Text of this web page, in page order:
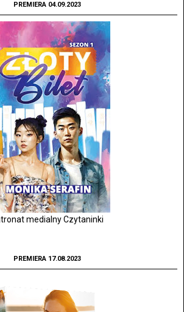
PREMIERA 04.09.2023
medialny Czytaninki
PREMIERA 17.08.2023